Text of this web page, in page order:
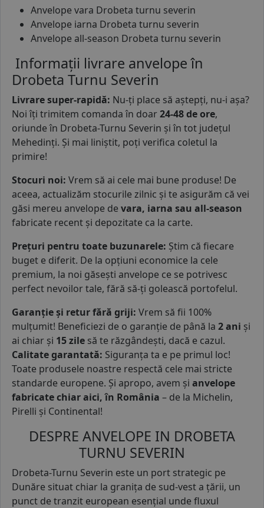
Anvelope vara Drobeta turnu severin
Anvelope iarna Drobeta turnu severin
Anvelope all-season Drobeta turnu severin
Informații livrare anvelope în
Drobeta Turnu Severin
Livrare super-rapidă: Nu-ți place să aștepți, nu-i așa?
Noi îți trimitem comanda în doar24-48 de ore,
oriunde în Drobeta-Turnu Severin și în tot județul
Mehedinți. Și mai liniștit, poți verifica coletul la
primire!
Stocuri noi: Vrem să ai cele mai bune produse! De
aceea, actualizăm stocurile zilnic și te asigurăm că vei
găsi mereu anvelope de vara, iarna sau all-season
fabricate recent și depozitate ca la carte.
Prețuri pentru toate buzunarele: Știm că fiecare
buget e diferit. De la opțiuni economice la cele
premium, la noi găsești anvelope ce se potrivesc
perfect nevoilor tale, fără să-ți golească portofelul.
Garanție și retur fără griji: Vrem să fii 100%
mulțumit! Beneficiezi de o garanție de până la 2 ani și
ai chiar și 15 zile să te răzgândești, dacă e cazul.
Calitate garantată: Siguranța ta e pe primul loc!
Toate produsele noastre respectă cele mai stricte
standarde europene. Și apropo, avem și anvelope
fabricate chiar aici, în România – de la Michelin,
Pirelli și Continental!
DESPRE ANVELOPE IN DROBETA
TURNU SEVERIN
Drobeta-Turnu Severin este un port strategic pe
Dunăre situat chiar la granița de sud-vest a țării, un
punct de tranzit european esențial unde fluxul